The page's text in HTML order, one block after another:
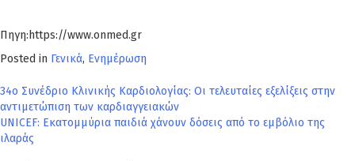
Πηγη:https://www.onmed.gr
Posted in Γενικά, Ενημέρωση
Πλοήγηση
άρθρων
34ο Συνέδριο Κλινικής Καρδιολογίας: Οι τελευταίες εξελίξεις στην
αντιμετώπιση των καρδιαγγειακών
UNICEF: Εκατομμύρια παιδιά χάνουν δόσεις από το εμβόλιο της
ιλαράς